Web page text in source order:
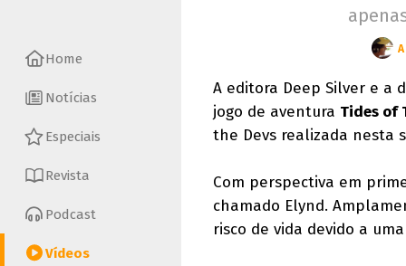
Home
Notícias
Especiais
Revista
Podcast
Vídeos
A editora Deep Silver e a
jogo de aventura Tides of
the Devs realizada nesta
Com perspectiva em
chamado Elynd.
risco de vida devido a